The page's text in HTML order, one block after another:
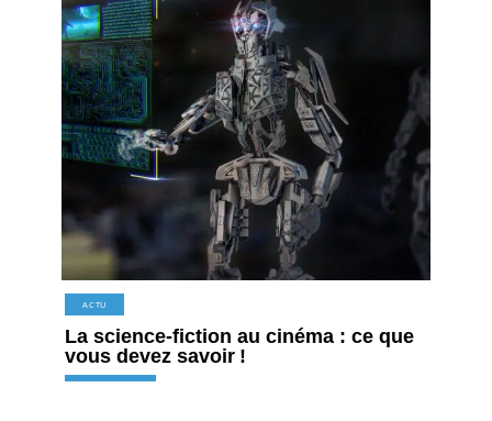
ACTU
La science-fiction au cinéma : ce que
vous devez savoir !